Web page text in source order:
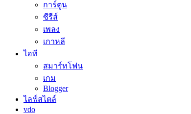
การ์ตูน
ซีรีส์
เพลง
เกาหลี
ไอที
สมาร์ทโฟน
เกม
Blogger
ไลฟ์สไตล์
vdo